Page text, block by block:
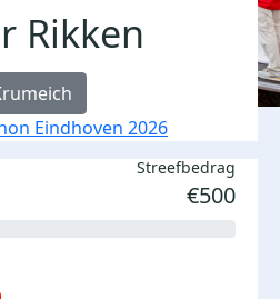
Rikken
Eindhoven 2026
Streefbedrag
€500